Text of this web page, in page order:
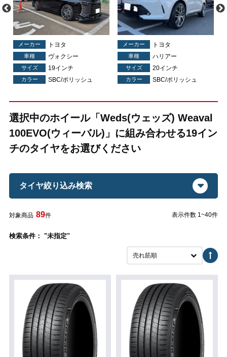
メーカー トヨタ
車種 ヴォクシー
サイズ 19インチ
カラー SBC/ポリッシュ
メーカー トヨタ
車種 ハリアー
サイズ 20インチ
カラー SBC/ポリッシュ
選択中のホイール「Weds(ウェッズ) Weaval
100EVO(ウィーバル)」に組み合わせる19イン
チのタイヤをお選びください
タイヤ絞り込み検索
対象商品 89件 表示件数 1~40件
検索条件： "未指定"
売れ筋順